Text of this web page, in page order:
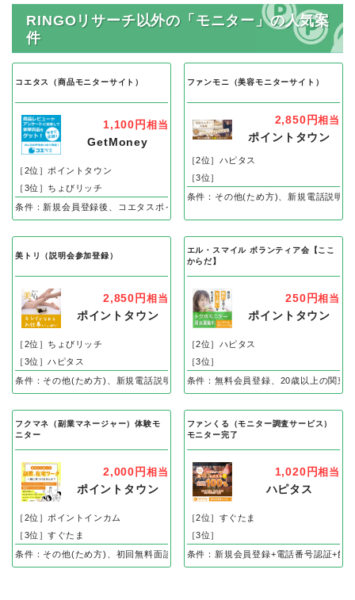
RINGOリサーチ以外の「モニター」の人気案
件
コエタス（商品モニターサイト）
1,100円 相当
GetMoney
［2位］ポイントタウン
［3位］ちょびリッチ
条件：新規会員登録後、コエタスポイントを100ポイント獲得完了
ファンモニ（美容モニターサイト）
2,850円相当
ポイントタウン
［2位］ハピタス
［3位］
条件：その他(ため方)、新規電話説明
美トリ（説明会参加登録）
2,850円 相当
ポイントタウン
［2位］ちょびリッチ
［3位］ハピタス
条件：その他(ため方)、新規電話説明会参加＋モニター案件申込み完了で
エル・スマイル ボランティア会【ここ
からだ】
250円相当
ポイントタウン
［2位］ハピタス
［3位］
条件：無料会員登録、20歳以上の関東
フクマネ（副業マネージャー）体験モ
ニター
2,000円 相当
ポイントタウン
［2位］ポイントインカム
［3位］すぐたま
条件：その他(ため方)、初回無料面談＋アンケート回答完了で
ファンくる（モニター調査サービス）
モニター完了
1,020円相当
ハピタス
［2位］すぐたま
［3位］
条件：新規会員登録+電話番号認証+飲